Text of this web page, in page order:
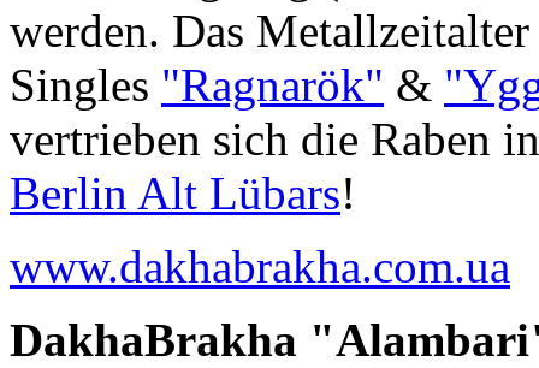
werden. Das
Singles "Ragnarök" &
vertrieben sich die Raben
Berlin Alt Lübars!
www.dakhabrakha.com.ua
DakhaBrakha